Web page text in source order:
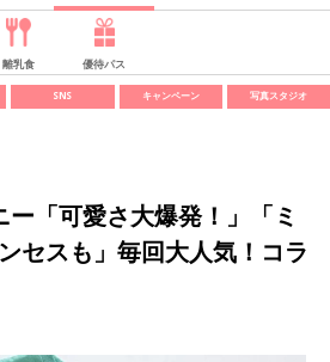
離乳食 優待パス
SNS キャンペーン 写真スタジオ
ー「可愛さ大爆発！」「ミ
セスも」毎回大人気！コラ